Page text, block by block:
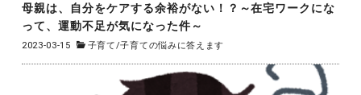
母親は、自分をケアする余裕がない！？～在宅ワークにな
って、運動不足が気になった件～
2023-03-15 子育て/子育ての悩みに答えます